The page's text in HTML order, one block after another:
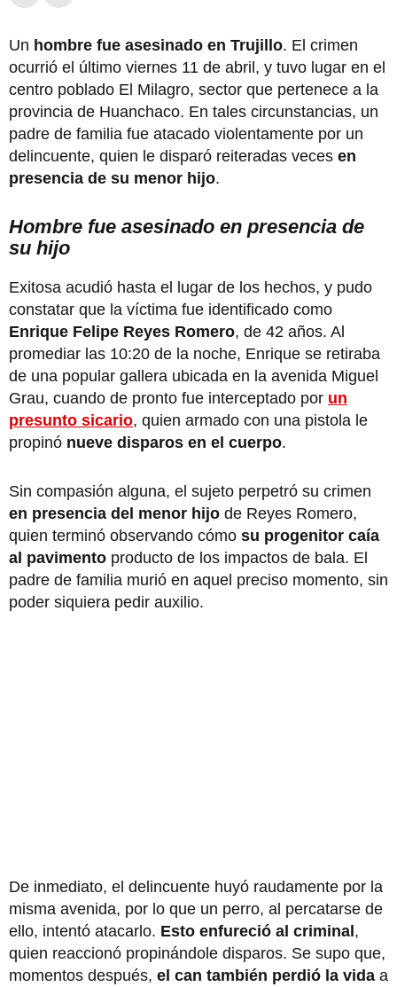
Un hombre fue asesinado en Trujillo. El crimen
ocurrió el último viernes 11 de abril, y tuvo lugar en el
centro poblado El Milagro, sector que pertenece a la
provincia de Huanchaco. En tales circunstancias, un
padre de familia fue atacado violentamente por un
delincuente, quien le disparó reiteradas veces en
presencia de su menor hijo.
Hombre fue asesinado en presencia de
su hijo
Exitosa acudió hasta el lugar de los hechos, y pudo
constatar que la víctima fue identificado como
Enrique Felipe Reyes Romero, de 42 años. Al
promediar las 10:20 de la noche, Enrique se retiraba
de una popular gallera ubicada en la avenida Miguel
Grau, cuando de pronto fue interceptado por un
presunto sicario, quien armado con una pistola le
propinó nueve disparos en el cuerpo.
Sin compasión alguna, el sujeto perpetró su crimen
en presencia del menor hijo de Reyes Romero,
quien terminó observando cómo su progenitor caía
al pavimento producto de los impactos de bala. El
padre de familia murió en aquel preciso momento, sin
poder siquiera pedir auxilio.
De inmediato, el delincuente huyó raudamente por la
misma avenida, por lo que un perro, al percatarse de
ello, intentó atacarlo. Esto enfureció al criminal,
quien reaccionó propinándole disparos. Se supo que,
momentos después, el can también perdió la vida a